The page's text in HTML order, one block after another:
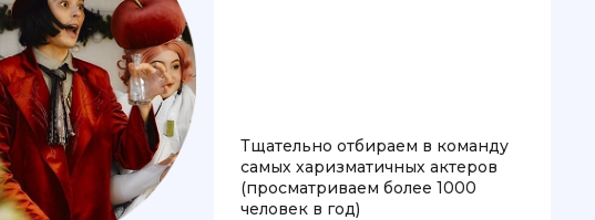
Тщательно отбираем в команду
самых харизматичных актеров
(просматриваем более 1000
человек в год)